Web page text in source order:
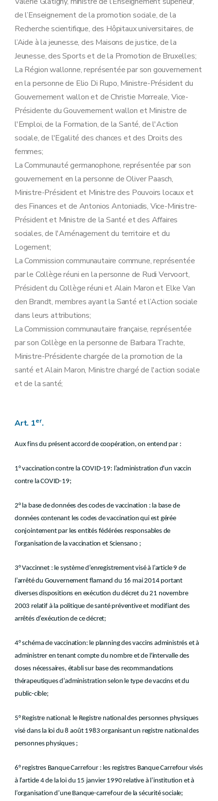
de l’Enseignement de la promotion sociale, de la
Recherche scientifique, des Hôpitaux universitaires, de
l’Aide à la jeunesse, des Maisons de justice, de la
Jeunesse, des Sports et de la Promotion de Bruxelles;
La Région wallonne, représentée par son gouvernement
en la personne de Elio Di Rupo, Ministre-Président du
Gouvernement wallon et de Christie Morreale, Vice-
Présidente du Gouvernement wallon et Ministre de
l'Emploi, de la Formation, de la Santé, de l'Action
sociale, de l'Egalité des chances et des Droits des
femmes;
La Communauté germanophone, représentée par son
gouvernement en la personne de Oliver Paasch,
Ministre-Président et Ministre des Pouvoirs locaux et
des Finances et de Antonios Antoniadis, Vice-Ministre-
Président et Ministre de la Santé et des Affaires
sociales, de l'Aménagement du territoire et du
Logement;
La Commission communautaire commune, représentée
par le Collège réuni en la personne de Rudi Vervoort,
Président du Collège réuni et Alain Maron et Elke Van
den Brandt, membres ayant la Santé et l’Action sociale
dans leurs attributions;
La Commission communautaire française, représentée
par son Collège en la personne de Barbara Trachte,
Ministre-Présidente chargée de la promotion de la
santé et Alain Maron, Ministre chargé de l'action sociale
et de la santé;
Art. 1er.
Aux fins du présent accord de coopération, on entend par :
1° vaccination contre la COVID-19: l’administration d'un vaccin
contre la COVID-19;
2° la base de données des codes de vaccination : la base de
données contenant les codes de vaccination qui est gérée
conjointement par les entités fédérées responsables de
l’organisation de la vaccination et Sciensano ;
3° Vaccinnet : le système d’enregistrement visé à l’article 9 de
l’arrêté du Gouvernement flamand du 16 mai 2014 portant
diverses dispositions en exécution du décret du 21 novembre
2003 relatif à la politique de santé préventive et modifiant des
arrêtés d’exécution de ce décret;
4° schéma de vaccination: le planning des vaccins administrés et à
administrer en tenant compte du nombre et de l'intervalle des
doses nécessaires, établi sur base des recommandations
thérapeutiques d’administration selon le type de vaccins et du
public-cible;
5° Registre national: le Registre national des personnes physiques
visé dans la loi du 8 août 1983 organisant un registre national des
personnes physiques ;
6° registres Banque Carrefour : les registres Banque Carrefour visés
à l’article 4 de la loi du 15 janvier 1990 relative à l’institution et à
l’organisation d’une Banque-carrefour de la sécurité sociale;